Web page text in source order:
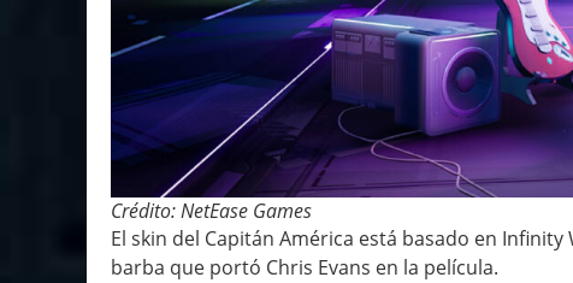
Crédito: NetEase Games
El skin del Capitán América está basado en
barba que portó Chris Evans en la película.